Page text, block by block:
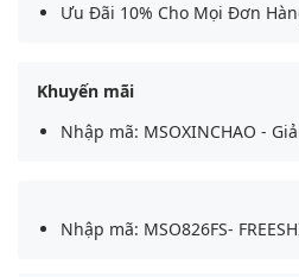
Ưu Đãi 10% Cho Mọi Đơn
Khuyến mãi
Nhập mã: MSOXINCHAO -
Nhập mã: MSO826FS-